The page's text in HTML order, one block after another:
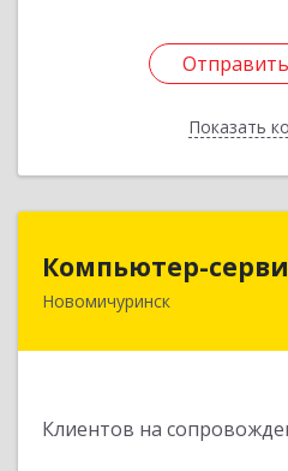
Показать
Компьютер-
Новомичуринск
Клиентов на
391160,